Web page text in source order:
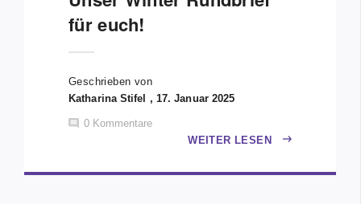
für euch!
Geschrieben von
Katharina Stifel , 17. Januar 2025
0 Kommentare
WEITER LESEN